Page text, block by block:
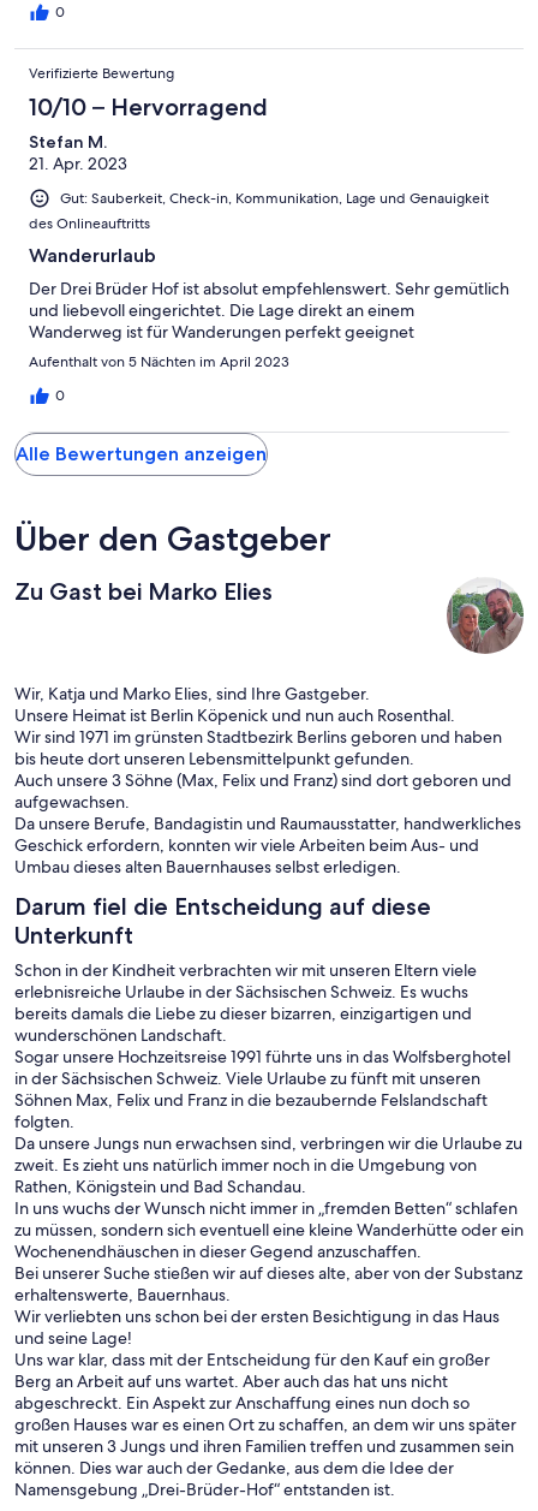
0
Verifizierte Bewertung
10/10 – Hervorragend
Stefan M.
21. Apr. 2023
Gut: Sauberkeit, Check-in, Kommunikation, Lage und Genauigkeit
des Onlineauftritts
Wanderurlaub
Der Drei Brüder Hof ist absolut empfehlenswert. Sehr gemütlich
und liebevoll eingerichtet. Die Lage direkt an einem
Wanderweg ist für Wanderungen perfekt geeignet
Aufenthalt von 5 Nächten im April 2023
0
Alle Bewertungen anzeigen
Über den Gastgeber
Zu Gast bei Marko Elies
Wir, Katja und Marko Elies, sind Ihre Gastgeber.
Unsere Heimat ist Berlin Köpenick und nun auch Rosenthal.
Wir sind 1971 im grünsten Stadtbezirk Berlins geboren und haben
bis heute dort unseren Lebensmittelpunkt gefunden.
Auch unsere 3 Söhne (Max, Felix und Franz) sind dort geboren und
aufgewachsen.
Da unsere Berufe, Bandagistin und Raumausstatter, handwerkliches
Geschick erfordern, konnten wir viele Arbeiten beim Aus- und
Umbau dieses alten Bauernhauses selbst erledigen.
Darum fiel die Entscheidung auf diese
Unterkunft
Schon in der Kindheit verbrachten wir mit unseren Eltern viele
erlebnisreiche Urlaube in der Sächsischen Schweiz. Es wuchs
bereits damals die Liebe zu dieser bizarren, einzigartigen und
wunderschönen Landschaft.
Sogar unsere Hochzeitsreise 1991 führte uns in das Wolfsberghotel
in der Sächsischen Schweiz. Viele Urlaube zu fünft mit unseren
Söhnen Max, Felix und Franz in die bezaubernde Felslandschaft
folgten.
Da unsere Jungs nun erwachsen sind, verbringen wir die Urlaube zu
zweit. Es zieht uns natürlich immer noch in die Umgebung von
Rathen, Königstein und Bad Schandau.
In uns wuchs der Wunsch nicht immer in „fremden Betten“ schlafen
zu müssen, sondern sich eventuell eine kleine Wanderhütte oder ein
Wochenendhäuschen in dieser Gegend anzuschaffen.
Bei unserer Suche stießen wir auf dieses alte, aber von der Substanz
erhaltenswerte, Bauernhaus.
Wir verliebten uns schon bei der ersten Besichtigung in das Haus
und seine Lage!
Uns war klar, dass mit der Entscheidung für den Kauf ein großer
Berg an Arbeit auf uns wartet. Aber auch das hat uns nicht
abgeschreckt. Ein Aspekt zur Anschaffung eines nun doch so
großen Hauses war es einen Ort zu schaffen, an dem wir uns später
mit unseren 3 Jungs und ihren Familien treffen und zusammen sein
können. Dies war auch der Gedanke, aus dem die Idee der
Namensgebung „Drei-Brüder-Hof“ entstanden ist.